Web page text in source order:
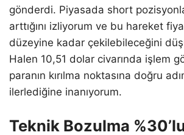
gönderdi. Piyasada short
arttığını izliyorum ve bu hareket
düzeyine kadar çekilebileceğini
Halen 10,51 dolar civarında işlem
paranın kırılma noktasına doğru
ilerlediğine inanıyorum.
Teknik Bozulma